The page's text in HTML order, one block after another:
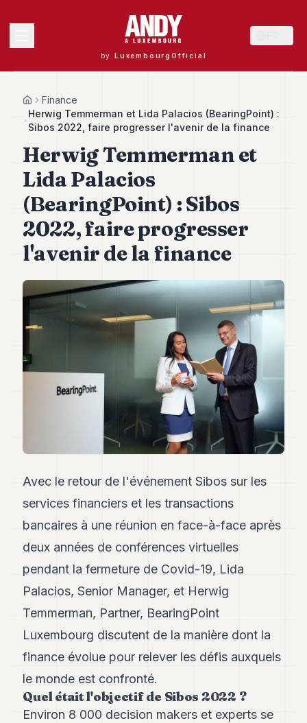
by LuxembourgOfficial
Andy
40
Andy
39
Andy
38
Andy
37
Andy
35
34
33
Andy
Andy
Andy
Andy
26
24
23
Andy
Andy
21
19
Andy
18
Andy
16
HomeFinance
Herwig Temmerman et Lida Palacios (BearingPoint) :
Sibos 2022, faire progresser l'avenir de la finance
Herwig Temmerman et
Lida Palacios
(BearingPoint) : Sibos
2022, faire progresser
l'avenir de la finance
Avec le retour de l'événement Sibos sur les
services financiers et les transactions
bancaires à une réunion en face-à-face après
deux années de conférences virtuelles
pendant la fermeture de Covid-19, Lida
Palacios, Senior Manager, et Herwig
Temmerman, Partner, BearingPoint
Luxembourg discutent de la manière dont la
finance évolue pour relever les défis auxquels
le monde est confronté.
Quel était l'objectif de Sibos 2022 ?
Environ 8 000 decision makers et experts se